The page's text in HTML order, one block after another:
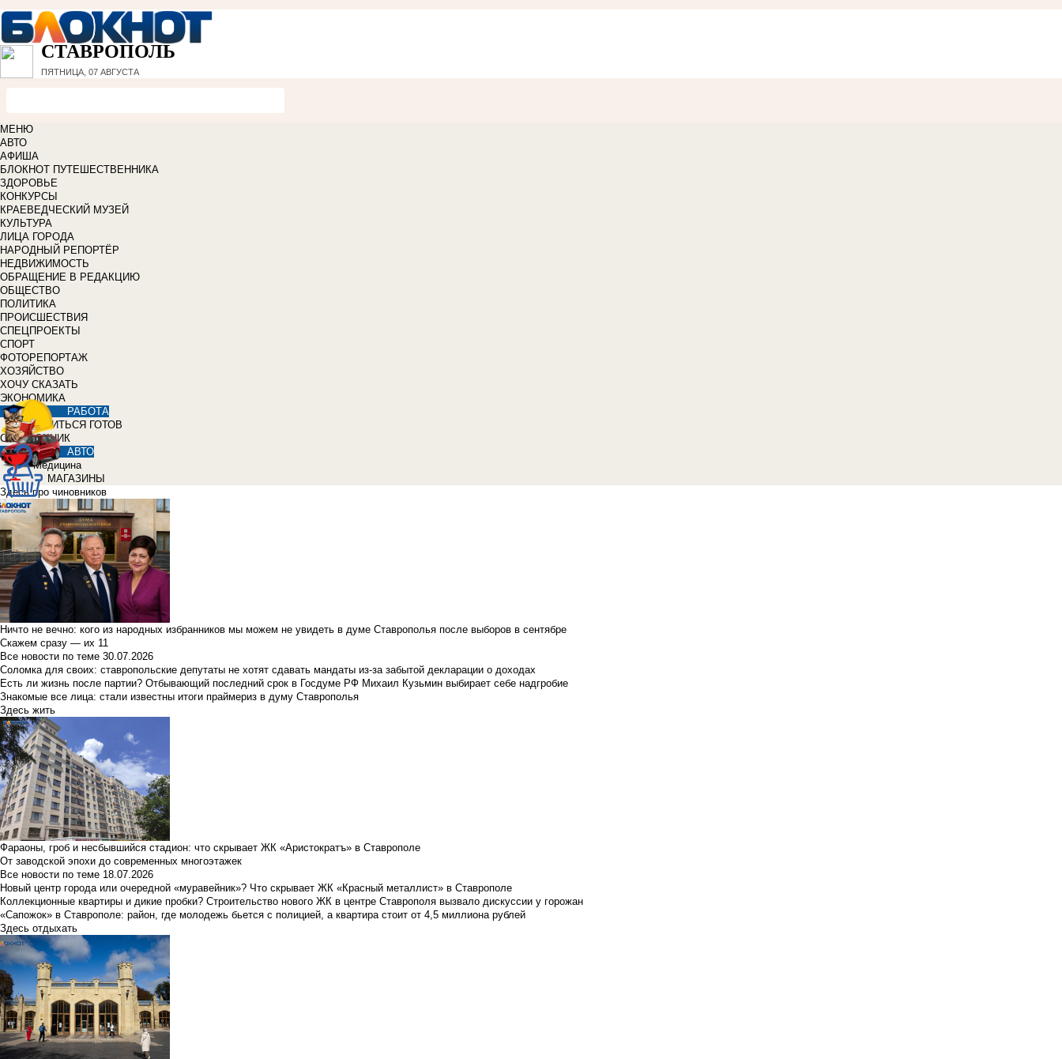
СТАВРОПОЛЬ
ПЯТНИЦА, 07 АВГУСТА
МЕНЮ
АВТО
АФИША
БЛОКНОТ ПУТЕШЕСТВЕННИКА
ЗДОРОВЬЕ
КОНКУРСЫ
КРАЕВЕДЧЕСКИЙ МУЗЕЙ
КУЛЬТУРА
ЛИЦА ГОРОДА
НАРОДНЫЙ РЕПОРТЁР
НЕДВИЖИМОСТЬ
ОБРАЩЕНИЕ В РЕДАКЦИЮ
ОБЩЕСТВО
ПОЛИТИКА
ПРОИСШЕСТВИЯ
СПЕЦПРОЕКТЫ
СПОРТ
ФОТОРЕПОРТАЖ
ХОЗЯЙСТВО
ХОЧУ СКАЗАТЬ
ЭКОНОМИКА
РАБОТА
УЧИТЬСЯ ГОТОВ
СПРАВОЧНИК
АВТО
Медицина
МАГАЗИНЫ
Здесь про чиновников
Ничто не вечно: кого из народных избранников мы можем не увидеть в думе Ставрополья после выборов в сентябре
Скажем сразу — их 11
Все новости по теме 30.07.2026
Соломка для своих: ставропольские депутаты не хотят сдавать мандаты из-за забытой декларации о доходах
Есть ли жизнь после партии? Отбывающий последний срок в Госдуме РФ Михаил Кузьмин выбирает себе надгробие
Знакомые все лица: стали известны итоги праймериз в думу Ставрополья
Здесь жить
Фараоны, гроб и несбывшийся стадион: что скрывает ЖК «Аристократъ» в Ставрополе
От заводской эпохи до современных многоэтажек
Все новости по теме 18.07.2026
Новый центр города или очередной «муравейник»? Что скрывает ЖК «Красный металлист» в Ставрополе
Коллекционные квартиры и дикие пробки? Строительство нового ЖК в центре Ставрополя вызвало дискуссии у горожан
«Сапожок» в Ставрополе: район, где молодежь бьется с полицией, а квартира стоит от 4,5 миллиона рублей
Здесь отдыхать